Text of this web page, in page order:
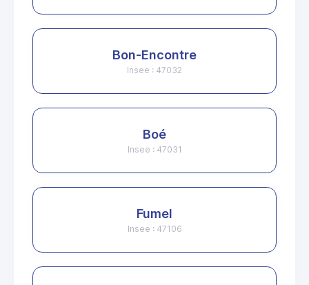
Bon-Encontre
Insee : 47032
Boé
Insee : 47031
Fumel
Insee : 47106